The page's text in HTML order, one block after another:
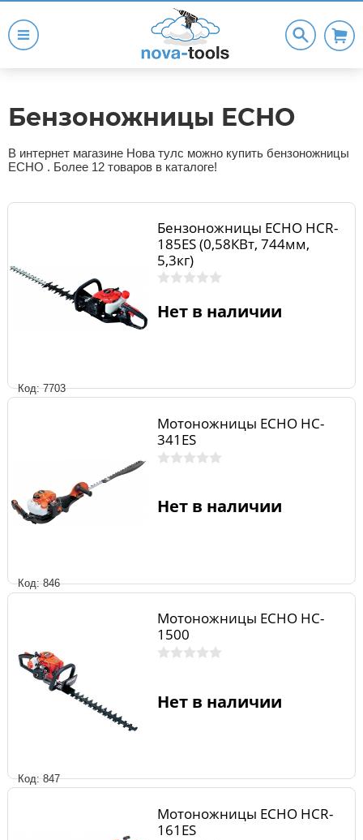
Бензоножницы ECHO
В интернет магазине Нова тулс можно купить бензоножницы
ECHO . Более 12 товаров в каталоге!
Код: 7703
Бензоножницы ECHO HCR-
185ES (0,58КВт, 744мм,
5,3кг)
Нет в наличии
Код: 846
Мотоножницы ECHO HC-
341ES
Нет в наличии
Код: 847
Мотоножницы ECHO HC-
1500
Нет в наличии
Мотоножницы ECHO HCR-
161ES